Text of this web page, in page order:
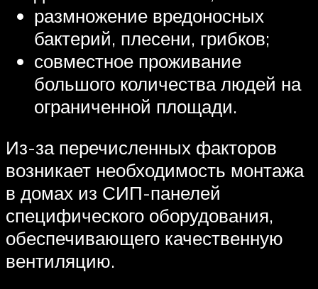
размножение вредоносных
бактерий, плесени, грибков;
совместное проживание
большого количества людей на
ограниченной площади.
Из-за перечисленных факторов
возникает необходимость монтажа
в домах из СИП-панелей
специфического оборудования,
обеспечивающего качественную
вентиляцию.